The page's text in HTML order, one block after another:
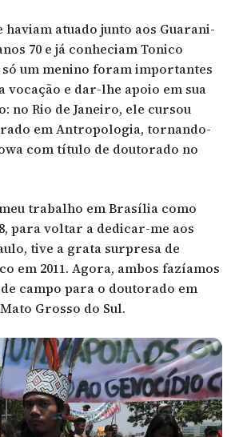
atuado junto aos Guarani-
70 e já conheciam Tonico
só um menino foram importantes
vocação e dar-lhe apoio em sua
no Rio de Janeiro, ele cursou
em Antropologia, tornando-
com título de doutorado no
trabalho em Brasília como
para voltar a dedicar-me aos
tive a grata surpresa de
em 2011. Agora, ambos fazíamos
campo para o doutorado em
Grosso do Sul.